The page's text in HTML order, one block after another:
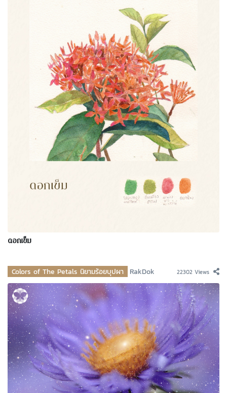
ดอกเข็ม
Colors of The Petals นิยามร้อยบุปผา RakDok 22302 Views